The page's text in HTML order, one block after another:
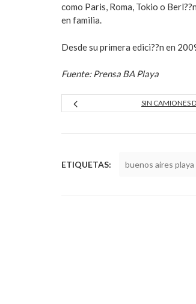
como Paris, Roma, Tokio o
en familia.
Desde su primera edici??n en
Fuente: Prensa BA Playa
SIN CAMIONES
ETIQUETAS: buenos aires playa